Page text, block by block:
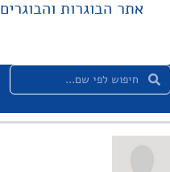
אתר הבוגרות והבוגרים